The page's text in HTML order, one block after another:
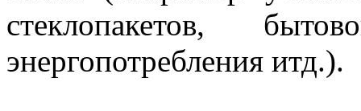
стеклопакетов,
энергопотребления итд.).